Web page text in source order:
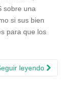
sobre una
si sus bien
para que los
leyendo